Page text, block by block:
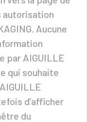
autorisation
Aucune
par AIGUILLE
qui souhaite
d’afficher
du